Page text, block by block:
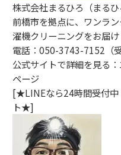
株式会社まるひろ（まるひ
前橋市を拠点に、ワンラ
濯機クリーニングをお届け
電話：050-3743-7152（
公式サイトで詳細を見る：
ページ
[★LINEなら24時間受付中
ト★]